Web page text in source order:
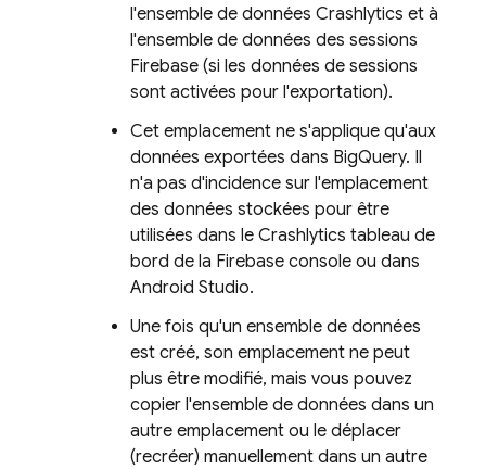
l'ensemble de données Crashlytics et à
l'ensemble de données des sessions
Firebase (si les données de sessions
sont activées pour l'exportation).
Cet emplacement ne s'applique qu'aux
données exportées dans BigQuery. Il
n'a pas d'incidence sur l'emplacement
des données stockées pour être
utilisées dans le Crashlytics tableau de
bord de la Firebase console ou dans
Android Studio.
Une fois qu'un ensemble de données
est créé, son emplacement ne peut
plus être modifié, mais vous pouvez
copier l'ensemble de données dans un
autre emplacement ou le déplacer
(recréer) manuellement dans un autre